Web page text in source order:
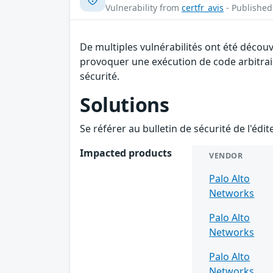
Vulnerability from certfr_avis -
De multiples vulnérabilités ont été
provoquer une exécution de code
sécurité.
Solutions
Se référer au bulletin de sécurité de
Impacted products
VENDOR
Palo Alto
Networks
Palo Alto
Networks
Palo Alto